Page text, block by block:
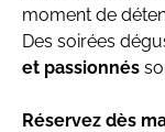
moment de
Des soirées
et passionnés
Réservez dès